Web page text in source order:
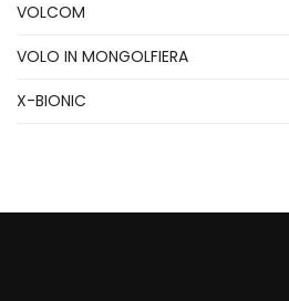
VOLCOM
VOLO IN MONGOLFIERA
X-BIONIC